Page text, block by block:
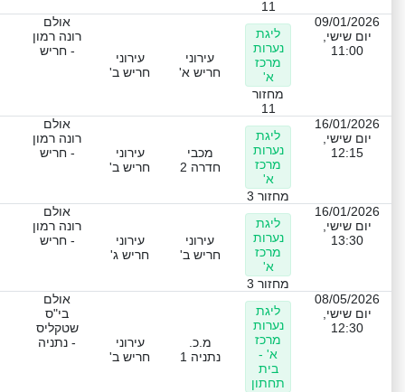
11
09/01/2026
יום שישי,
11:00
ליגת
נערות
מרכז
א'
מחזור
11
עירוני
חריש א'
עירוני
חריש ב'
אולם
רונה רמון
- חריש
16/01/2026
יום שישי,
12:15
ליגת
נערות
מרכז
א'
מחזור 3
מכבי
חדרה 2
עירוני
חריש ב'
אולם
רונה רמון
- חריש
16/01/2026
יום שישי,
13:30
ליגת
נערות
מרכז
א'
מחזור 3
עירוני
חריש ב'
עירוני
חריש ג'
אולם
רונה רמון
- חריש
08/05/2026
יום שישי,
12:30
ליגת
נערות
מרכז
א' -
בית
תחתון
מ.כ.
נתניה 1
עירוני
חריש ב'
אולם
בי"ס
שטקליס
- נתניה